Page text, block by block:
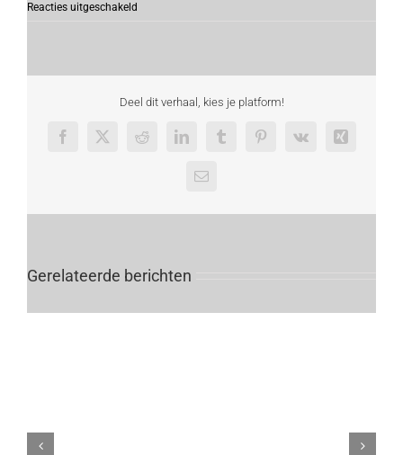
Reacties uitgeschakeld
28
september
Deel dit verhaal, kies je platform!
Facebook
X RedditLinkedInTumblrPinterest
Vk Xing
E-
Gerelateerde berichten